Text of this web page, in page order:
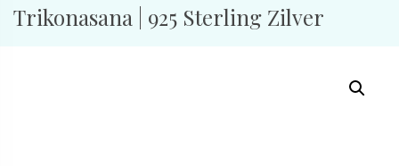
Trikonasana | 925 Sterling Zilver